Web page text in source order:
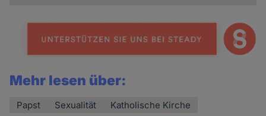
Mehr lesen über:
Papst Sexualität Katholische Kirche